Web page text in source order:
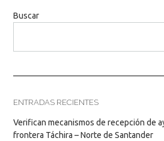
Buscar
ENTRADAS RECIENTES
Verifican mecanismos de recepción de
frontera Táchira – Norte de Santander